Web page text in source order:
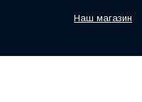
Наш магазин